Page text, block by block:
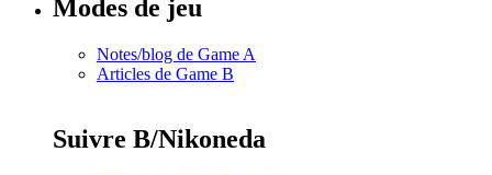
Modes de jeu
Notes/blog de Game A
Articles de Game B
Suivre B/Nikoneda